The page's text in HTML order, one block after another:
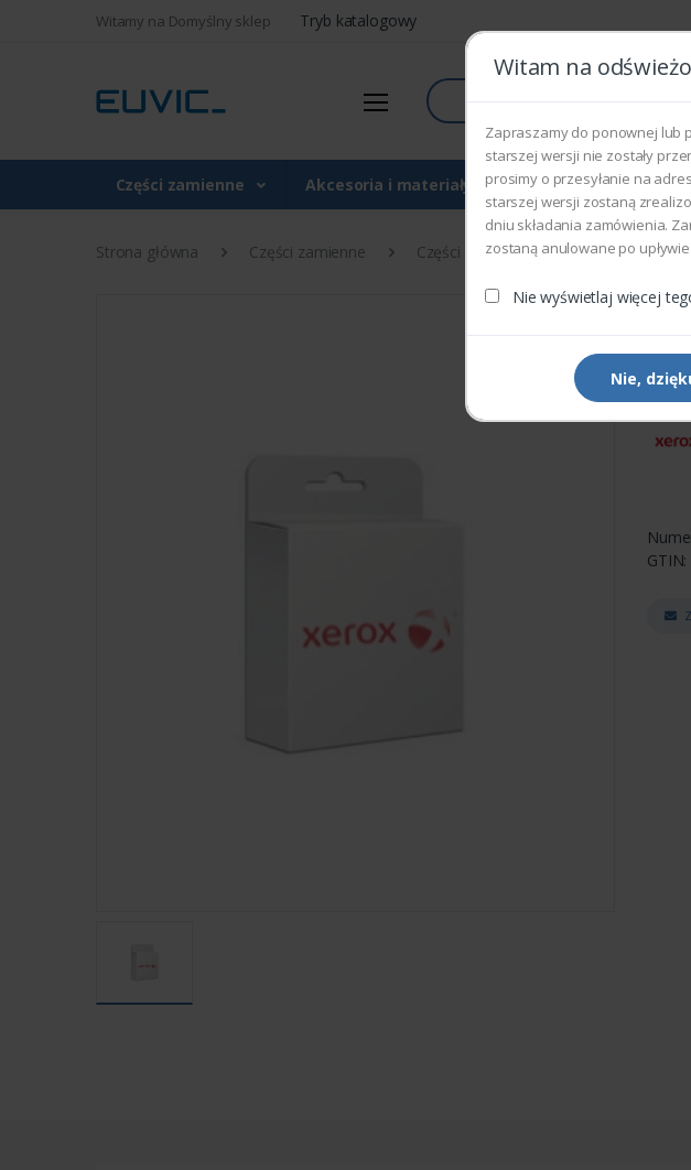
Witamy na Domyślny sklep Tryb katalogowy
Szukaj
Części zamienne Akcesoria i materiały eksploatacyjne
Witam na
Zapraszamy do ponownej lub
starszej wersji nie zostały
prosimy o przesyłanie na
starszej wersji zostaną
dniu składania zamówienia.
zostaną anulowane po
Nie wyświetlaj więcej
Nie,
Strona główna Części zamienne Części do drukarek i kopiarek
GTIN: